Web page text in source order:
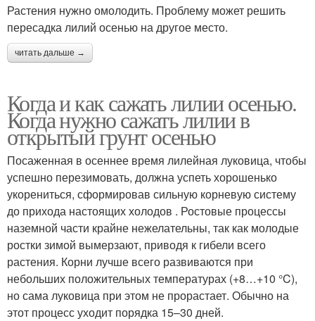
Растения нужно омолодить. Проблему может решить
пересадка лилий осенью на другое место.
читать дальше →
Когда и как сажать лилии осенью.
Когда нужно сажать лилии в
открытый грунт осенью
Посаженная в осеннее время лилейная луковица, чтобы
успешно перезимовать, должна успеть хорошенько
укорениться, сформировав сильную корневую систему
до прихода настоящих холодов . Ростовые процессы
наземной части крайне нежелательны, так как молодые
ростки зимой вымерзают, приводя к гибели всего
растения. Корни лучше всего развиваются при
небольших положительных температурах (+8…+10 °C),
но сама луковица при этом не прорастает. Обычно на
этот процесс уходит порядка 15–30 дней.